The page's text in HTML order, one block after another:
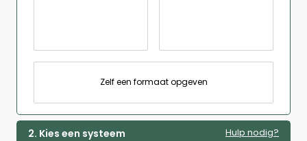
Zelf een formaat opgeven
2. Kies een systeem Hulp nodig?